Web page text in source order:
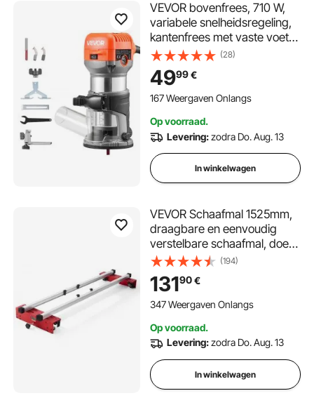
VEVOR bovenfrees, 710 W,
variabele snelheidsregeling,
kantenfrees met vaste voet
en stofafzuiging,
parallelgeleider,
freesmachine voor
houtbewerking, afwerken,
snoer
(28)
4999€
167 Weergaven Onlangs
Op voorraad.
Levering:zodra Do. Aug. 13
In winkelwagen
VEVOR Schaafmal 1525mm,
draagbare en eenvoudig
verstelbare schaafmal, doe-
het-zelf
houtbewerkingsfrees,
schaafmachine voor het
gladmaken van hout, doe-
(194)
13190€
347 Weergaven Onlangs
Op voorraad.
Levering:zodra Do. Aug. 13
In winkelwagen